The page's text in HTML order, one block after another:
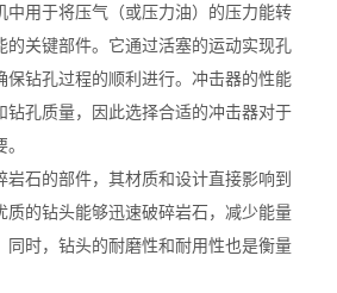
用于将压气（或压力油）的压力能转
的关键部件。它通过活塞的运动实现孔
保钻孔过程的顺利进行。冲击器的性能
钻孔质量，因此选择合适的冲击器对于
石的部件，其材质和设计直接影响到
质的钻头能够迅速破碎岩石，减少能量
同时，钻头的耐磨性和耐用性也是衡量